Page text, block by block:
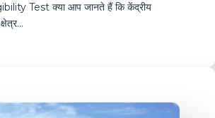
Test क्या आप जानते हैं कि केंद्रीय